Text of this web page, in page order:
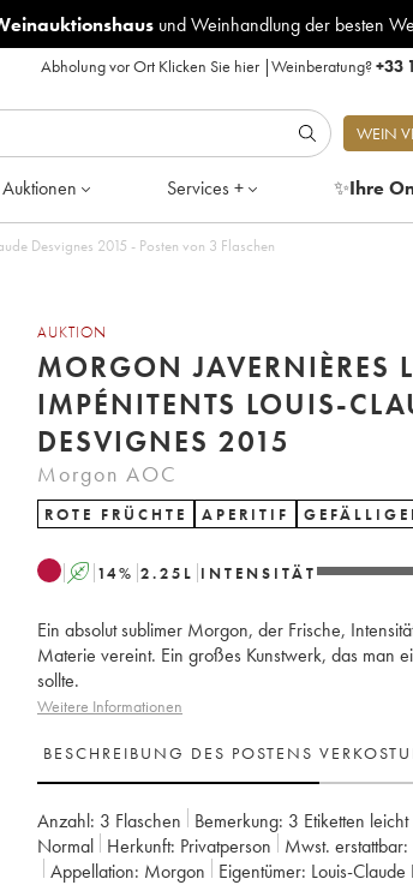
und Weinhandlung der besten
Abholung vor Ort Klicken Sie hier|Weinberatung?+33
WEIN
Services + ✨Ihre
Desvignes 2015 - Posten von 3 Flaschen
AUKTION
MORGON JAVERNIÈRES
IMPÉNITENTS LOUIS-
DESVIGNES 2015
Morgon AOC
ROTE FRÜCHTE APERITIF
A 14% 2.25 L INTENSITÄT
Ein absolut sublimer Morgon, der Frische,
Materie vereint. Ein großes Kunstwerk, das man
sollte.
Weitere Informationen
BESCHREIBUNG DES POSTENS
Anzahl: 3 Flaschen Bemerkung: 3 Etiketten
Normal
Herkunft: privatperson Mwst. erstattbar:
Appellation:
Morgon Eigentümer: Louis-